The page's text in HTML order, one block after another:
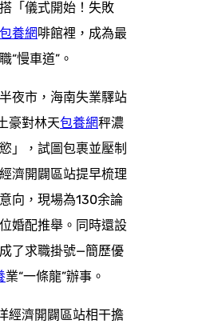
「儀式開始！失敗
包養網啡館裡，成為最
“慢車道”。
夜市，海南失業驛站
豪對林天包養網秤濃
」，試圖包裹並壓制
濟開闢區站提早梳理
向，現場為130余論
婚配推舉。同時還設
了求職掛號—簡歷優
業“一條龍”辦事。
經濟開闢區站相干擔